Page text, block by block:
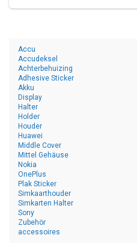
Accu
Accudeksel
Achterbehuizing
Adhesive Sticker
Akku
Display
Halter
Holder
Houder
Huawei
Middle Cover
Mittel Gehäuse
Nokia
OnePlus
Plak Sticker
Simkaarthouder
Simkarten Halter
Sony
Zubehör
accessoires